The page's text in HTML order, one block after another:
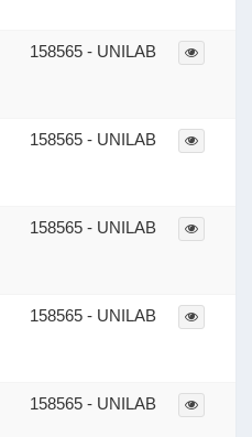
158565 - UNILAB
158565 - UNILAB
158565 - UNILAB
158565 - UNILAB
158565 - UNILAB